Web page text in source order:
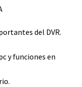
del DVR.
y funciones en